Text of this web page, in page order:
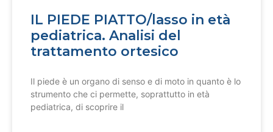
IL PIEDE PIATTO/lasso in età
pediatrica. Analisi del
trattamento ortesico
Il piede è un organo di senso e di moto in quanto è lo
strumento che ci permette, soprattutto in età
pediatrica, di scoprire il